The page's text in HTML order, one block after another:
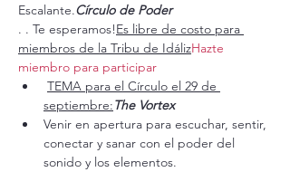
Escalante.Círculo de Poder
. . Te esperamos!Es libre de costo para
miembros de la Tribu de IdálizHazte
miembro para participar
TEMA para el Círculo el 29 de
septiembre:The Vortex
Venir en apertura para escuchar, sentir,
conectar y sanar con el poder del
sonido y los elementos.